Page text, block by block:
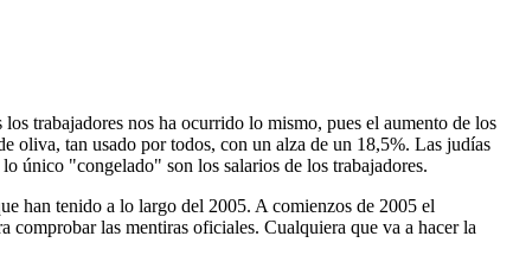
trabajadores nos ha ocurrido lo mismo, pues el aumento de los
oliva, tan usado por todos, con un alza de un 18,5%. Las judías
único "congelado" son los salarios de los trabajadores.
han tenido a lo largo del 2005. A comienzos de 2005 el
comprobar las mentiras oficiales. Cualquiera que va a hacer la